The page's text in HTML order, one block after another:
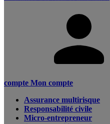
compte Mon compte
Assurance multirisque
Responsabilité civile
Micro-entrepreneur